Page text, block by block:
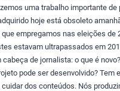
uma trabalho importante de
hoje está obsoleto
empregamos nas eleições de
estavam ultrapassados em
de jornalista: o que é
pode ser desenvolvido? Tem
dos conteúdos. Nós